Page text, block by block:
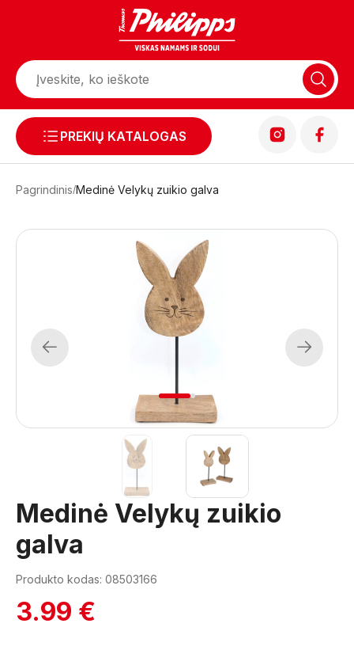
PREKIŲ KATALOGAS
Pagrindinis Medinė Velykų zuikio galva
Previous Next
1 2
Medinė Velykų zuikio
galva
Produkto kodas: 08503166
3.99 €